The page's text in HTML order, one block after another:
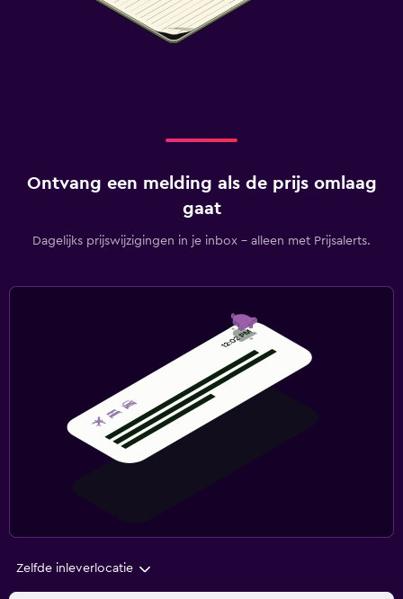
Ontvang een melding als de prijs omlaag
gaat
Dagelijks prijswijzigingen in je inbox - alleen met Prijsalerts.
Zelfde inleverlocatie